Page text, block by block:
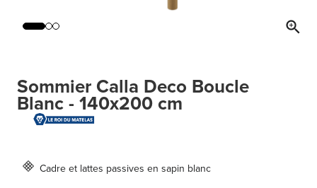
Sommier Calla Deco Boucle
Blanc - 140x200 cm
Cadre et lattes passives en sapin blanc